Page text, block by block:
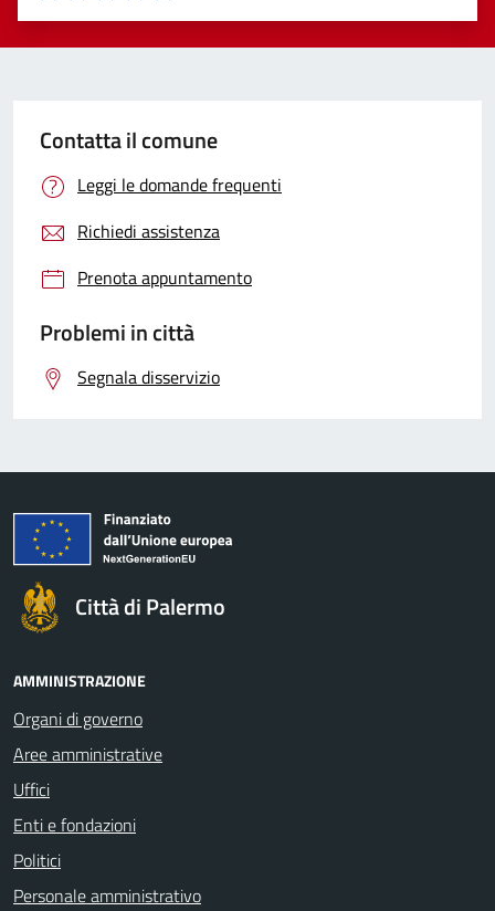
Valuta 5 stelle su 5
Valuta 4 stelle su 5
Valuta 3 stelle su 5
Valuta 2 stelle su 5
Valuta 1 stelle su 5
Contatta il comune
Leggi le domande frequenti
Richiedi assistenza
Prenota appuntamento
Problemi in città
Segnala disservizio
Città di Palermo
AMMINISTRAZIONE
Organi di governo
Aree amministrative
Uffici
Enti e fondazioni
Politici
Personale amministrativo